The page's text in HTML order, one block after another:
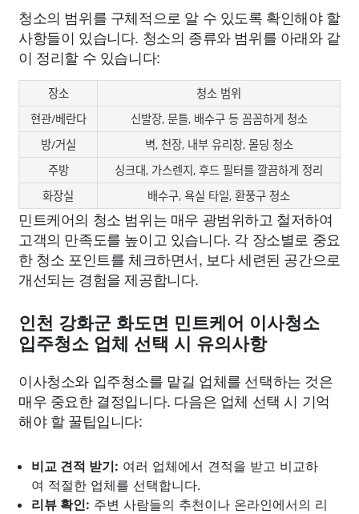
청소의 범위를 구체적으로 알 수 있도록 확인해야 할
사항들이 있습니다. 청소의 종류와 범위를 아래와 같
이 정리할 수 있습니다:
장소
청소 범위
현관/베란다
신발장, 문틀, 배수구 등 꼼꼼하게 청소
방/거실
벽, 천장, 내부 유리창, 몰딩 청소
주방
싱크대, 가스렌지, 후드 필터를 깔끔하게 정리
화장실
배수구, 욕실 타일, 환풍구 청소
민트케어의 청소 범위는 매우 광범위하고 철저하여
고객의 만족도를 높이고 있습니다. 각 장소별로 중요
한 청소 포인트를 체크하면서, 보다 세련된 공간으로
개선되는 경험을 제공합니다.
인천 강화군 화도면 민트케어 이사청소
입주청소 업체 선택 시 유의사항
이사청소와 입주청소를 맡길 업체를 선택하는 것은
매우 중요한 결정입니다. 다음은 업체 선택 시 기억
해야 할 꿀팁입니다:
비교 견적 받기: 여러 업체에서 견적을 받고 비교하
여 적절한 업체를 선택합니다.
리뷰 확인: 주변 사람들의 추천이나 온라인에서의 리